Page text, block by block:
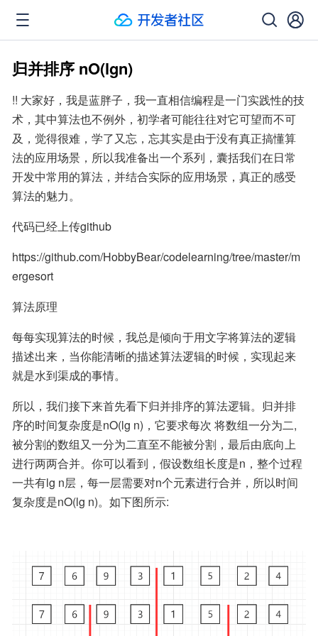
归并排序 nO(lgn)
!! 大家好，我是蓝胖子，我一直相信编程是一门实践性的技
术，其中算法也不例外，初学者可能往往对它可望而不可
及，觉得很难，学了又忘，忘其实是由于没有真正搞懂算
法的应用场景，所以我准备出一个系列，囊括我们在日常
开发中常用的算法，并结合实际的应用场景，真正的感受
算法的魅力。
代码已经上传github
https://github.com/HobbyBear/codelearning/tree/master/m
ergesort
算法原理
每每实现算法的时候，我总是倾向于用文字将算法的逻辑
描述出来，当你能清晰的描述算法逻辑的时候，实现起来
就是水到渠成的事情。
所以，我们接下来首先看下归并排序的算法逻辑。归并排
序的时间复杂度是nO(lg n)，它要求每次 将数组一分为二,
被分割的数组又一分为二直至不能被分割，最后由底向上
进行两两合并。你可以看到，假设数组长度是n，整个过程
一共有lg n层，每一层需要对n个元素进行合并，所以时间
复杂度是nO(lg n)。如下图所示: